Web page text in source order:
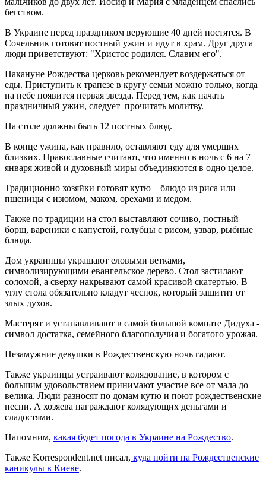
бегством.
В Украине перед праздником верующие 40 дней постятся. В
Сочельник готовят постный ужин и идут в храм. Друг друга
люди приветствуют: "Христос родился. Славим его".
Накануне Рождества церковь рекомендует воздержаться от
еды. Приступить к трапезе в кругу семьи можно только, когда
на небе появится первая звезда. Перед тем, как начать
праздничный ужин, следует прочитать молитву.
На столе должны быть 12 постных блюд.
В конце ужина, как правило, оставляют еду для умерших
близких. Православные считают, что именно в ночь с 6 на 7
января живой и духовный миры объединяются в одно целое.
Традиционно хозяйки готовят кутю – блюдо из риса или
пшеницы с изюмом, маком, орехами и медом.
Также по традиции на стол выставляют сочиво, постный
борщ, вареники с капустой, голубцы с рисом, узвар, рыбные
блюда.
Дом украинцы украшают еловыми ветками,
символизирующими евангельское дерево. Стол застилают
соломой, а сверху накрывают самой красивой скатертью. В
углу стола обязательно кладут чеснок, который защитит от
злых духов.
Мастерят и устанавливают в самой большой комнате Дидуха -
символ достатка, семейного благополучия и богатого урожая.
Незамужние девушки в Рождественскую ночь гадают.
Также украинцы устраивают колядование, в котором с
большим удовольствием принимают участие все от мала до
велика. Люди разносят по домам кутю и поют рождественские
песни. А хозяева награждают колядующих деньгами и
сладостями.
Напомним, какая будет погода в Украине на Рождество.
Также Korrespondent.net писал, куда пойти на Рождественские
каникулы в Киеве.